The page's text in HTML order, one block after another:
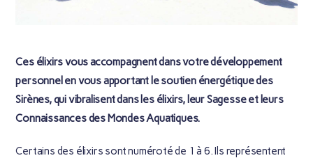
Ces élixirs vous accompagnent dans votre développement
personnel en vous apportant le soutien énergétique des
Sirènes, qui vibralisent dans les élixirs, leur Sagesse et leurs
Connaissances des Mondes Aquatiques.
Certains des élixirs sont numéroté de 1 à 6. Ils représentent